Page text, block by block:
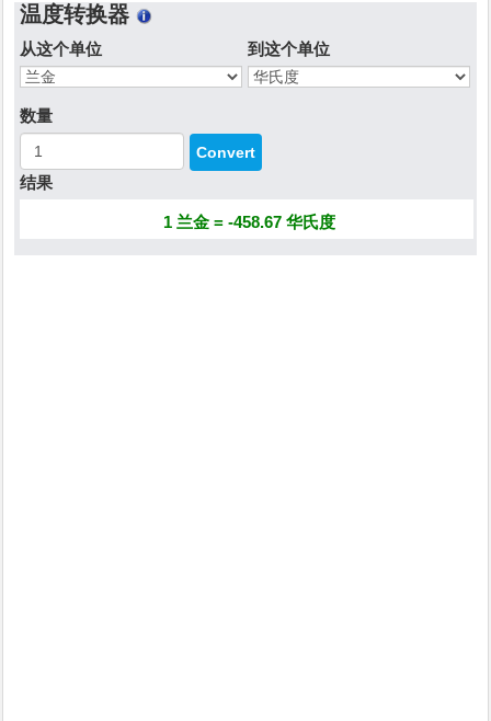
温度转换器
从这个单位 到这个单位
数量
结果
1 兰金 = -458.67 华氏度